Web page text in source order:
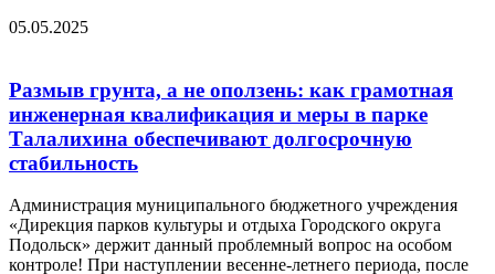
05.05.2025
Размыв грунта, а не оползень: как грамотная
инженерная квалификация и меры в парке
Талалихина обеспечивают долгосрочную
стабильность
Администрация муниципального бюджетного учреждения
«Дирекция парков культуры и отдыха Городского округа
Подольск» держит данный проблемный вопрос на особом
контроле! При наступлении весенне-летнего периода, после